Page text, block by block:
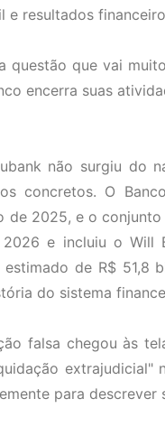
e resultados
questão que vai
encerra suas
não surgiu do
concretos. O
de 2025, e o
e incluiu o Will
de R$ 51,8
do sistema
falsa chegou às
para